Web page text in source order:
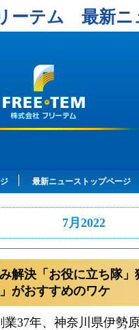
ーテム 最新ニ
最新ニューストップページ
7月2022
解決「お役に立ち隊
がおすすめのワケ
業37年、神奈川県伊勢